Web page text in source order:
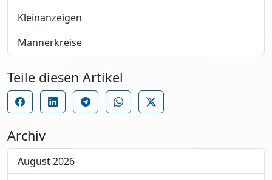
Kleinanzeigen
Männerkreise
Teile diesen Artikel
Archiv
August 2026